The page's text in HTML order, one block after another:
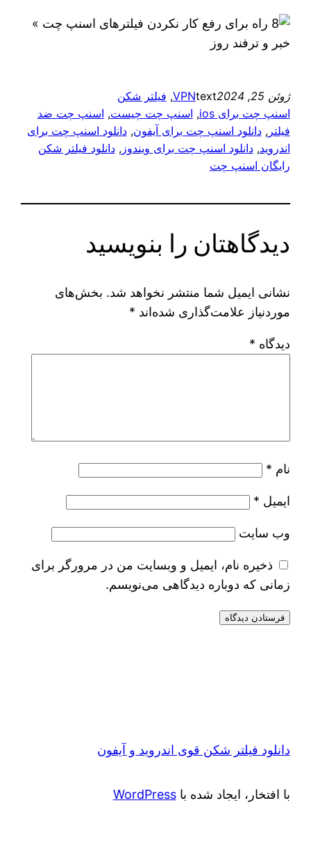
ژوئن 25, 2024 text
VPN
, فیلتر شکن
اسنپ چت برای ios
, اسنپ چت چیست, اسنپ چت ضد
فیلتر, دانلود اسنپ چت برای آیفون, دانلود اسنپ چت برای
اندروید, دانلود اسنپ چت برای ویندوز, دانلود فیلتر شکن
رایگان اسنپ چت
دیدگاهتان را بنویسید
نشانی ایمیل شما منتشر نخواهد شد. بخش‌های
موردنیاز علامت‌گذاری شده‌اند *
دیدگاه *
نام *
ایمیل *
وب‌ سایت
ذخیره نام، ایمیل و وبسایت من در مرورگر برای
زمانی که دوباره دیدگاهی می‌نویسم.
دانلود فیلتر شکن قوی اندروید و آیفون
با افتخار، ایجاد شده باWordPress